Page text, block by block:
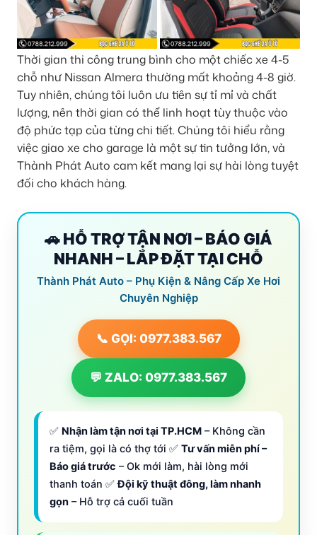
Thời gian thi công trung bình cho một chiếc xe 4-5
chỗ như Nissan Almera thường mất khoảng 4-8 giờ.
Tuy nhiên, chúng tôi luôn ưu tiên sự tỉ mỉ và chất
lượng, nên thời gian có thể linh hoạt tùy thuộc vào
độ phức tạp của từng chi tiết. Chúng tôi hiểu rằng
việc giao xe cho garage là một sự tin tưởng lớn, và
Thành Phát Auto cam kết mang lại sự hài lòng tuyệt
đối cho khách hàng.
🚗 HỖ TRỢ TẬN NƠI – BÁO GIÁ
NHANH – LẮP ĐẶT TẠI CHỖ
Thành Phát Auto – Phụ Kiện & Nâng Cấp Xe Hơi
Chuyên Nghiệp
📞 GỌI: 0977.383.567
💬 ZALO: 0977.383.567
✅ Nhận làm tận nơi tại TP.HCM – Không cần
ra tiệm, gọi là có thợ tới ✅ Tư vấn miễn phí –
Báo giá trước – Ok mới làm, hài lòng mới
thanh toán ✅Đội kỹ thuật đông, làm nhanh
gọn – Hỗ trợ cả cuối tuần